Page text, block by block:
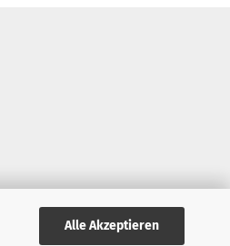
Alle Akzeptieren